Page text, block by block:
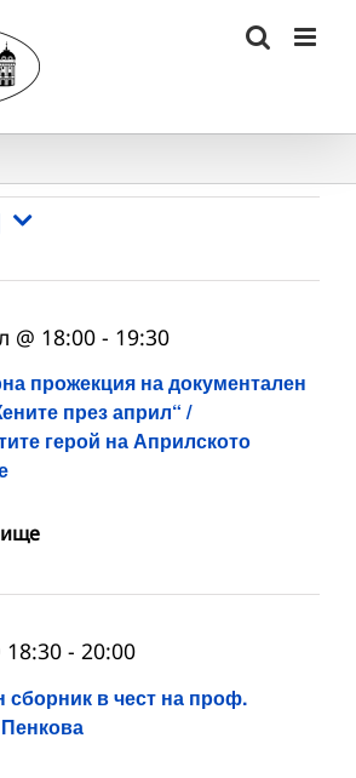
прожекция на документален
през април“ /
герой на Априлското
@ 18:00 - 19:30
в чест на проф.
18:30 - 20:00